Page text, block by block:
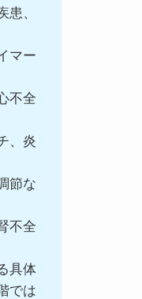
患、
マー
不全
、炎
節な
不全
具体
では